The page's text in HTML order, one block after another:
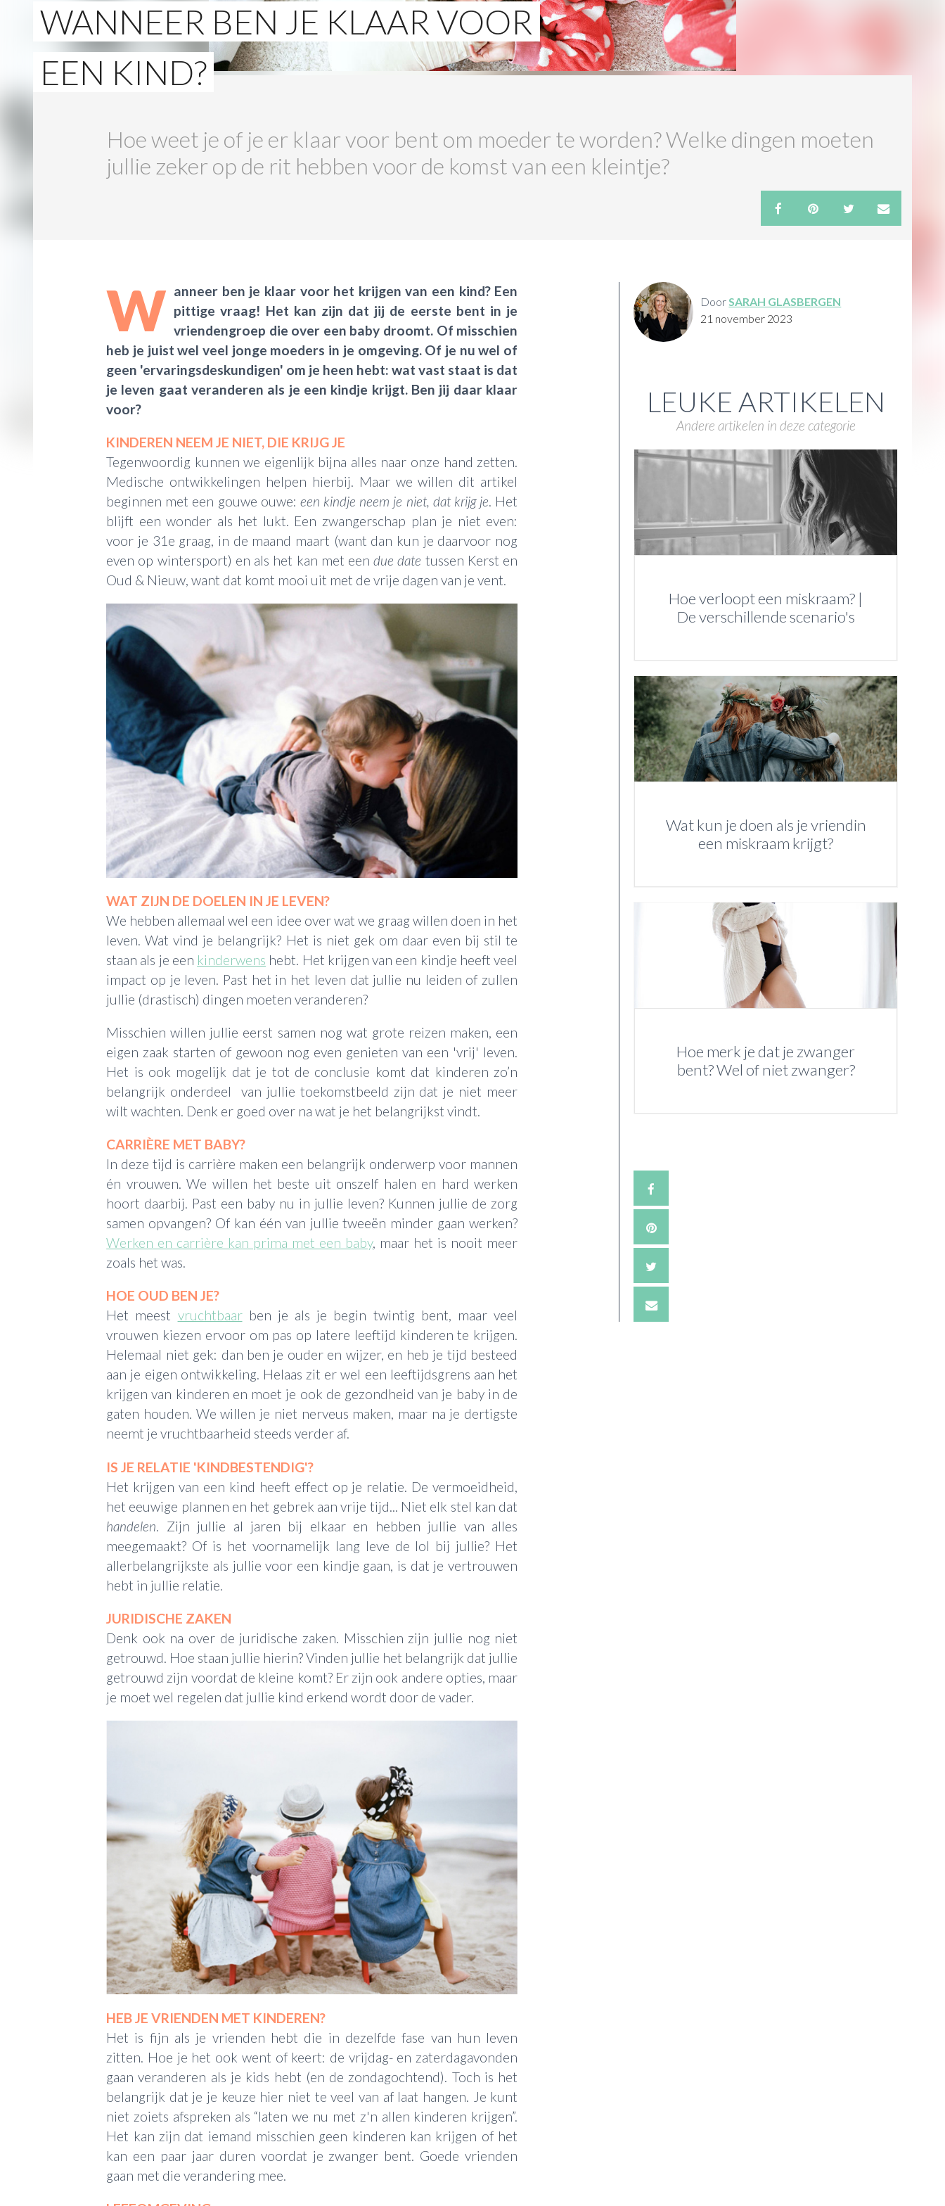
WANNEER BEN JE KLAAR VOOR
EEN KIND?
Hoe weet je of je er klaar voor bent om moeder te worden? Welke dingen moeten
jullie zeker op de rit hebben voor de komst van een kleintje?
W anneer ben je klaar voor het krijgen van een kind? Een
pittige vraag! Het kan zijn dat jij de eerste bent in je
vriendengroep die over een baby droomt. Of misschien
heb je juist wel veel jonge moeders in je omgeving. Of je nu wel of
geen 'ervaringsdeskundigen' om je heen hebt: wat vast staat is dat
je leven gaat veranderen als je een kindje krijgt. Ben jij daar klaar
voor?
KINDEREN NEEM JE NIET, DIE KRIJG JE
Tegenwoordig kunnen we eigenlijk bijna alles naar onze hand zetten.
Medische ontwikkelingen helpen hierbij. Maar we willen dit artikel
beginnen met een gouwe ouwe: een kindje neem je niet, dat krijg je. Het
blijft een wonder als het lukt. Een zwangerschap plan je niet even:
voor je 31e graag, in de maand maart (want dan kun je daarvoor nog
even op wintersport) en als het kan met eendue date tussen Kerst en
Oud & Nieuw, want dat komt mooi uit met de vrije dagen van je vent.
WAT ZIJN DE DOELEN IN JE LEVEN?
We hebben allemaal wel een idee over wat we graag willen doen in het
leven. Wat vind je belangrijk? Het is niet gek om daar even bij stil te
staan als je een kinderwens hebt. Het krijgen van een kindje heeft veel
impact op je leven. Past het in het leven dat jullie nu leiden of zullen
jullie (drastisch) dingen moeten veranderen?
Misschien willen jullie eerst samen nog wat grote reizen maken, een
eigen zaak starten of gewoon nog even genieten van een 'vrij' leven.
Het is ook mogelijk dat je tot de conclusie komt dat kinderen zo’n
belangrijk onderdeel van jullie toekomstbeeld zijn dat je niet meer
wilt wachten. Denk er goed over na wat je het belangrijkst vindt.
CARRIÈRE MET BABY?
In deze tijd is carrière maken een belangrijk onderwerp voor mannen
én vrouwen. We willen het beste uit onszelf halen en hard werken
hoort daarbij. Past een baby nu in jullie leven? Kunnen jullie de zorg
samen opvangen? Of kan één van jullie tweeën minder gaan werken?
Werken en carrière kan prima met een baby, maar het is nooit meer
zoals het was.
HOE OUD BEN JE?
Het meest vruchtbaarben je als je begin twintig bent, maar veel
vrouwen kiezen ervoor om pas op latere leeftijd kinderen te krijgen.
Helemaal niet gek: dan ben je ouder en wijzer, en heb je tijd besteed
aan je eigen ontwikkeling. Helaas zit er wel een leeftijdsgrens aan het
krijgen van kinderen en moet je ook de gezondheid van je baby in de
gaten houden. We willen je niet nerveus maken, maar na je dertigste
neemt je vruchtbaarheid steeds verder af.
IS JE RELATIE 'KINDBESTENDIG'?
Het krijgen van een kind heeft effect op je relatie. De vermoeidheid,
het eeuwige plannen en het gebrek aan vrije tijd... Niet elk stel kan dat
handelen. Zijn jullie al jaren bij elkaar en hebben jullie van alles
meegemaakt? Of is het voornamelijk lang leve de lol bij jullie? Het
allerbelangrijkste als jullie voor een kindje gaan, is dat je vertrouwen
hebt in jullie relatie.
JURIDISCHE ZAKEN
Denk ook na over de juridische zaken. Misschien zijn jullie nog niet
getrouwd. Hoe staan jullie hierin? Vinden jullie het belangrijk dat jullie
getrouwd zijn voordat de kleine komt? Er zijn ook andere opties, maar
je moet wel regelen dat jullie kind erkend wordt door de vader.
HEB JE VRIENDEN MET KINDEREN?
Het is fijn als je vrienden hebt die in dezelfde fase van hun leven
zitten. Hoe je het ook went of keert: de vrijdag- en zaterdagavonden
gaan veranderen als je kids hebt (en de zondagochtend). Toch is het
belangrijk dat je je keuze hier niet te veel van af laat hangen. Je kunt
niet zoiets afspreken als “laten we nu met z'n allen kinderen krijgen”.
Het kan zijn dat iemand misschien geen kinderen kan krijgen of het
kan een paar jaar duren voordat je zwanger bent. Goede vrienden
gaan met die verandering mee.
Door SARAH GLASBERGEN
21 november 2023
LEUKE ARTIKELEN
Andere artikelen in deze categorie
Hoe verloopt een miskraam? |
De verschillende scenario's
Wat kun je doen als je vriendin
een miskraam krijgt?
Hoe merk je dat je zwanger
bent? Wel of niet zwanger?